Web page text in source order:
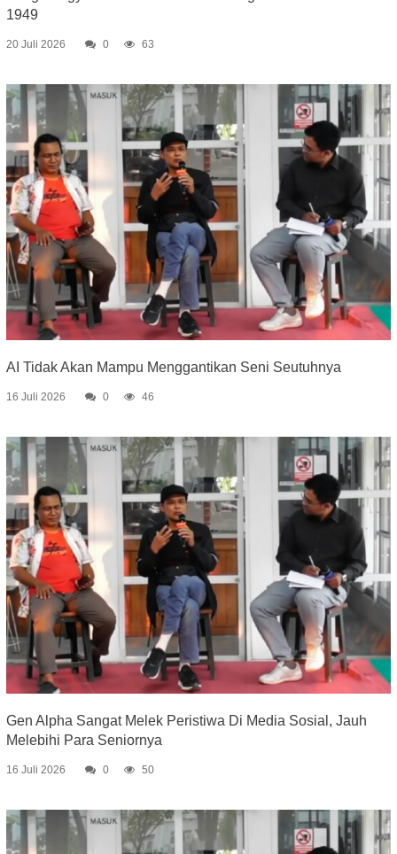
1949
20 Juli 2026 0 63
AI Tidak Akan Mampu Menggantikan Seni Seutuhnya
16 Juli 2026 0 46
Gen Alpha Sangat Melek Peristiwa Di Media Sosial, Jauh
Melebihi Para Seniornya
16 Juli 2026 0 50